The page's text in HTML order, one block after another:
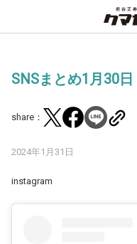
SNSまとめ1月30日
share：
2024年1月31日
instagram